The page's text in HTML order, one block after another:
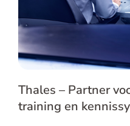
Thales – Partner
training en